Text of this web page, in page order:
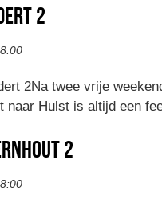
2
2Na twee vrije
naar Hulst is altijd een
2